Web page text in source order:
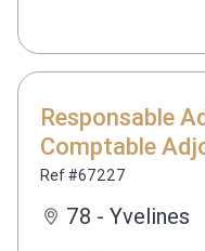
Responsable
Comptable
Ref #67227
78 - Yvelines